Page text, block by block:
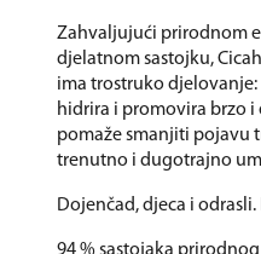
Zahvaljujući prirodnom
djelatnom sastojku,
ima trostruko djelovanje:
hidrira i promovira brzo
pomaže smanjiti pojavu
trenutno i dugotrajno
Dojenčad, djeca i